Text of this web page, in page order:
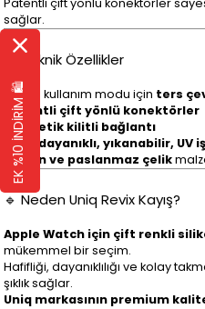
Patentli çift yönlü konektörler
sağlar.
🔹 Teknik Özellikler
3 farklı kullanım modu için ters
Patentli çift yönlü konektörler
Manyetik kilitli bağlantı
Suya dayanıklı, yıkanabilir,
Silikon ve paslanmaz çelik
🔹 Neden Uniq Revix Kayış?
Apple Watch için çift renkli
mükemmel bir seçim.
Hafifliği, dayanıklılığı ve kolay
şıklık sağlar.
Uniq markasının premium
EK %10 İNDİRİM 🛍️